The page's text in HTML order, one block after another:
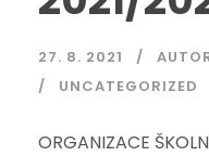
27. 8. 2021
UNCATEGORIZED
ORGANIZACE